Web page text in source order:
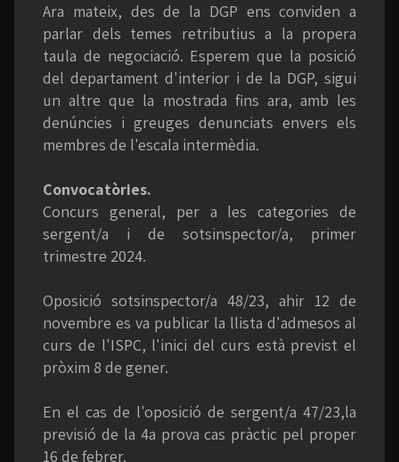
Ara mateix, des de la DGP ens conviden a
parlar dels temes retributius a la propera
taula de negociació. Esperem que la posició
del departament d'interior i de la DGP, sigui
un altre que la mostrada fins ara, amb les
denúncies i greuges denunciats envers els
membres de l'escala intermèdia.
Convocatòries.
Concurs general, per a les categories de
sergent/a i de sotsinspector/a, primer
trimestre 2024.
Oposició sotsinspector/a 48/23, ahir 12 de
novembre es va publicar la llista d'admesos al
curs de l'ISPC, l'inici del curs està previst el
pròxim 8 de gener.
En el cas de l'oposició de sergent/a 47/23,la
previsió de la 4a prova cas pràctic pel proper
16 de febrer.